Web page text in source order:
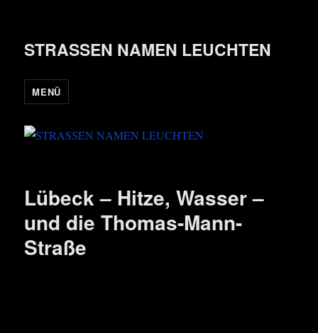
STRASSEN NAMEN LEUCHTEN
MENÜ
Lübeck – Hitze, Wasser –
und die Thomas-Mann-
Straße